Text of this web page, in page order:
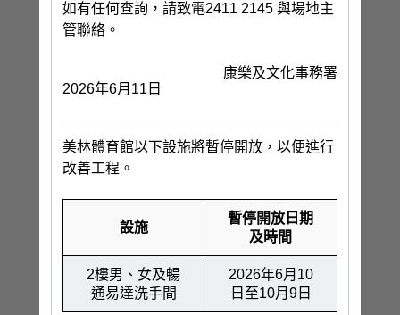
如有任何查詢，請致電2411 2145 與場地主
管聯絡。
康樂及文化事務署
2026年6月11日
美林體育館以下設施將暫停開放，以便進行
改善工程。
設施
暫停開放日期
及時間
2樓男、女及暢
通易達洗手間
2026年6月10
日至10月9日